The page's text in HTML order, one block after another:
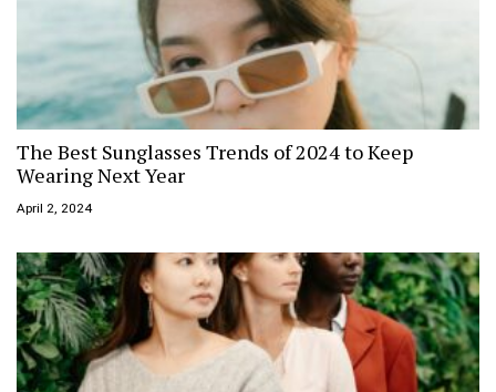
The Best Sunglasses Trends of 2024 to Keep
Wearing Next Year
April 2, 2024